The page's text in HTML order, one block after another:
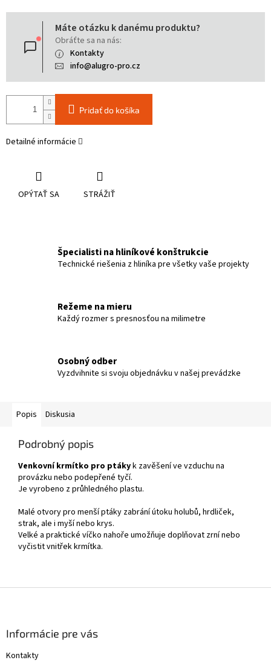
Jednotková
Máte otázku k danému produktu?
Obráťte sa na nás:
Kontakty
info@alugro-pro.cz
Pridať do košíka
Detailné informácie
OPÝTAŤ SA STRÁŽIŤ
Špecialisti na hliníkové konštrukcie
Technické riešenia z hliníka pre všetky vaše projekty
Režeme na mieru
Každý rozmer s presnosťou na milimetre
Osobný odber
Vyzdvihnite si svoju objednávku v našej prevádzke
Popis Diskusia
Podrobný popis
Venkovní krmítko pro ptákyk zavěšení ve vzduchu na
provázku nebo podepřené tyčí.
Je vyrobeno z průhledného plastu.
Malé otvory pro menšíptáky zabrání útoku holubů, hrdliček,
strak, ale i myší nebo krys.
Velké a praktické víčko nahoře umožňuje doplňovat zrní nebo
vyčistit vnitřek krmítka.
Informácie pre vás
Kontakty